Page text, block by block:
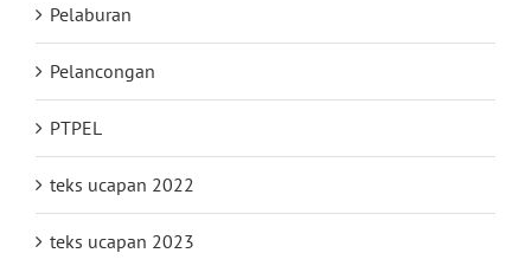
Pelaburan
Pelancongan
PTPEL
teks ucapan 2022
teks ucapan 2023